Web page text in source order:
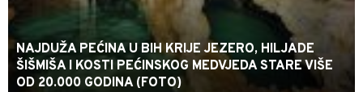
NAJDUŽA PEĆINA U BIH KRIJE JEZERO, HILJADE
ŠIŠMIŠA I KOSTI PEĆINSKOG MEDVJEDA STARE VIŠE
OD 20.000 GODINA (FOTO)